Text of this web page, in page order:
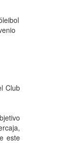
Club
este